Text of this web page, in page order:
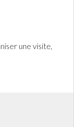
une visite,